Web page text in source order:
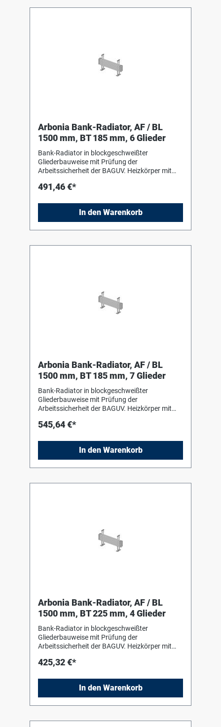
Arbonia Bank-Radiator, AF / BL
1500 mm, BT 185 mm, 6 Glieder
Bank-Radiator in blockgeschweißter
Gliederbauweise mit Prüfung der
Arbeitssicherheit der BAGUV. Heizkörper mit
DIN 55 900-2. Für liegenden Einbau mit Hilfe
Anschluss- und Blindstopfen sind werkseitig
eingedichtet, in Schrumpffolie verpackt und
soweit erforderlich mit Kantenschutz versehen.
491,46 €*
In den Warenkorb
Arbonia Bank-Radiator, AF / BL
1500 mm, BT 185 mm, 7 Glieder
Bank-Radiator in blockgeschweißter
Gliederbauweise mit Prüfung der
Arbeitssicherheit der BAGUV. Heizkörper mit
DIN 55 900-2. Für liegenden Einbau mit Hilfe
Anschluss- und Blindstopfen sind werkseitig
eingedichtet, in Schrumpffolie verpackt und
soweit erforderlich mit Kantenschutz versehen.
545,64 €*
In den Warenkorb
Arbonia Bank-Radiator, AF / BL
1500 mm, BT 225 mm, 4 Glieder
Bank-Radiator in blockgeschweißter
Gliederbauweise mit Prüfung der
Arbeitssicherheit der BAGUV. Heizkörper mit
DIN 55 900-2. Für liegenden Einbau mit Hilfe
Anschluss- und Blindstopfen sind werkseitig
eingedichtet, in Schrumpffolie verpackt und
soweit erforderlich mit Kantenschutz versehen.
425,32 €*
In den Warenkorb